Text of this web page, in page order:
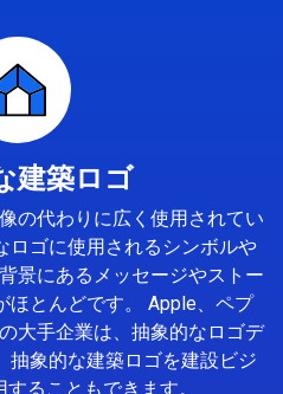
建築ロゴ
の代わりに広く使用されてい
ロゴに使用されるシンボルや
景にあるメッセージやストー
ほとんどです。 Apple、ペプ
大手企業は、抽象的なロゴデ
抽象的な建築ロゴを建設ビジ
ることもできます。